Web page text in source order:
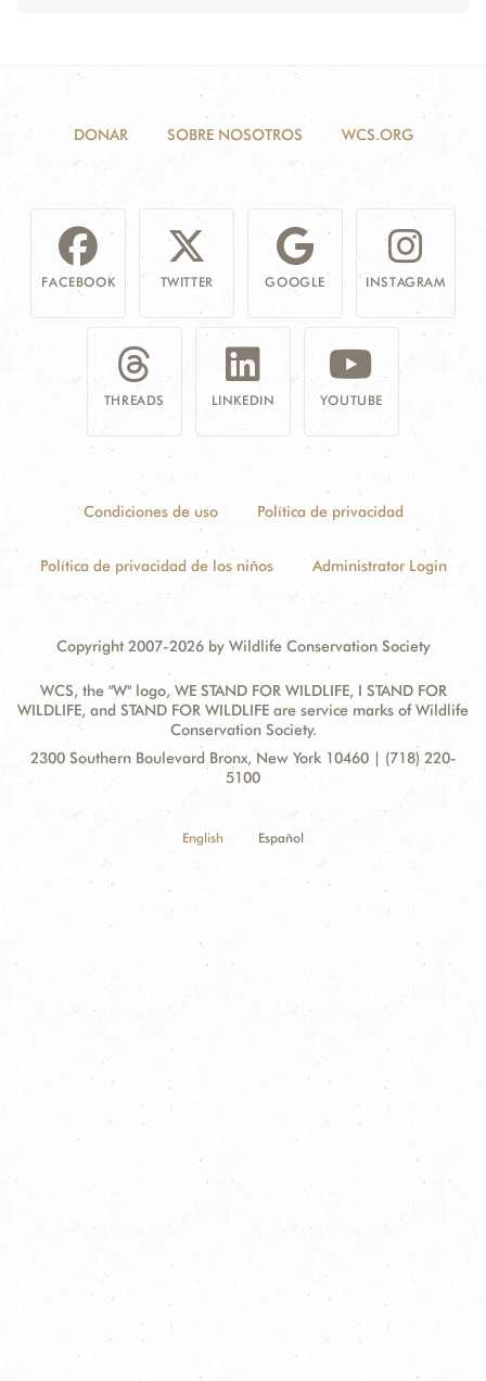
DONAR SOBRE NOSOTROS WCS.ORG
FACEBOOK TWITTER GOOGLE INSTAGRAM
THREADS LINKEDIN YOUTUBE
Condiciones de uso Política de privacidad
Política de privacidad de los niños Administrator Login
Copyright 2007-2026 by Wildlife Conservation Society
WCS, the "W" logo, WE STAND FOR WILDLIFE, I STAND FOR
WILDLIFE, and STAND FOR WILDLIFE are service marks of Wildlife
Conservation Society.
Contact
Address:
2300 Southern Boulevard Bronx, New York 10460 | (718) 220-
5100
English Español